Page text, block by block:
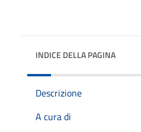
INDICE DELLA PAGINA
Descrizione
A cura di